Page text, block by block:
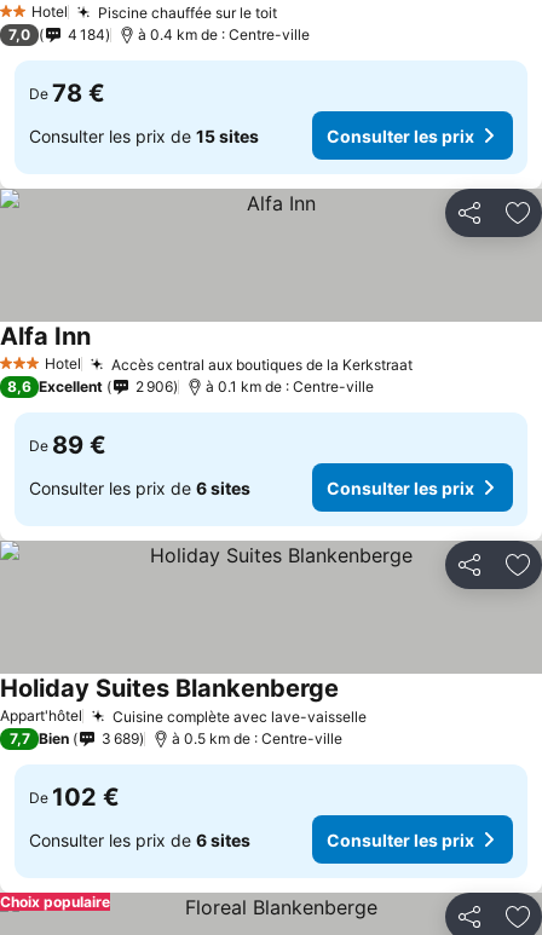
2 Étoiles
Hotel Piscine chauffée sur le toit
7,0 4 184 à 0.4 km de : Centre-ville
De 78 €
Consulter les prix de 15 sites Consulter les prix
Partager
3 ÉtoilesHotel Accès central aux boutiques de la Kerkstraat
Alfa Inn
8,6 Excellent 2 906 à 0.1 km de : Centre-ville
De 89 €
Consulter les prix de 6 sites Consulter les prix
Partager
Appart'hôtel Cuisine complète avec lave-vaisselle
Holiday Suites Blankenberge
7,7 Bien 3 689 à 0.5 km de : Centre-ville
De 102 €
Consulter les prix de 6 sites Consulter les prix
Partager
Choix populaire